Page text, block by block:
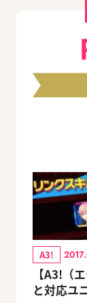
A3!
【A3!（
と対応ユ